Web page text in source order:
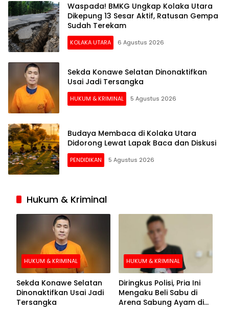
Waspada! BMKG Ungkap Kolaka Utara
Dikepung 13 Sesar Aktif, Ratusan Gempa
Sudah Terekam
KOLAKA UTARA 6 Agustus 2026
Sekda Konawe Selatan Dinonaktifkan
Usai Jadi Tersangka
HUKUM & KRIMINAL 5 Agustus 2026
Budaya Membaca di Kolaka Utara
Didorong Lewat Lapak Baca dan Diskusi
PENDIDIKAN 5 Agustus 2026
Hukum & Kriminal
HUKUM & KRIMINAL
Sekda Konawe Selatan
Dinonaktifkan Usai Jadi
Tersangka
HUKUM & KRIMINAL
Diringkus Polisi, Pria Ini
Mengaku Beli Sabu di
Arena Sabung Ayam di